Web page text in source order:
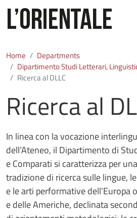
Home
Departments
Dipartimento Studi Letterari,
Ricerca al DLLC
Ricerca al
In linea con la vocazione
dell’Ateneo, il Dipartimento di
e Comparati si caratterizza per
tradizione di ricerca sulle lingue,
e le arti performative dell’Europa
e delle Americhe, declinata